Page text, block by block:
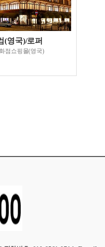
(영국)/로퍼
점쇼핑몰(영국)